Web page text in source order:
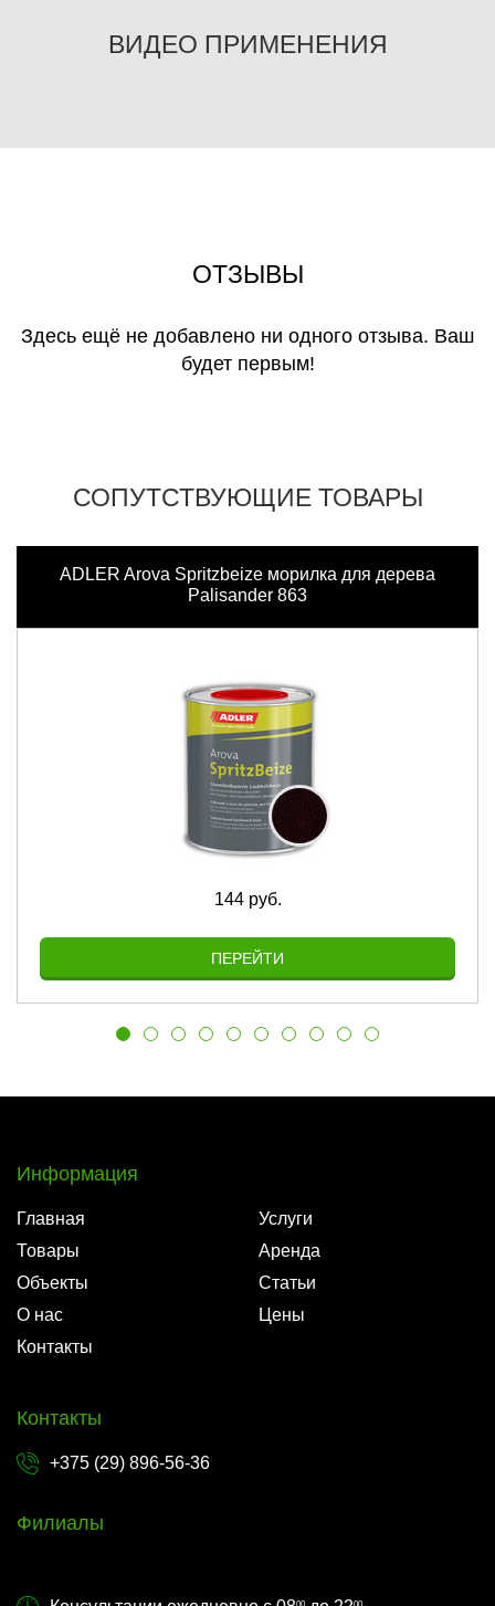
ВИДЕО ПРИМЕНЕНИЯ
ОТЗЫВЫ
Здесь ещё не добавлено ни одного отзыва. Ваш
будет первым!
СОПУТСТВУЮЩИЕ ТОВАРЫ
ADLER Arova Spritzbeize морилка для дерева
Palisander 863
144 руб.
ПЕРЕЙТИ
Информация
Главная
Услуги
Товары
Аренда
Объекты
Статьи
О нас
Цены
Контакты
Контакты
+375 (29) 896-56-36
Филиалы